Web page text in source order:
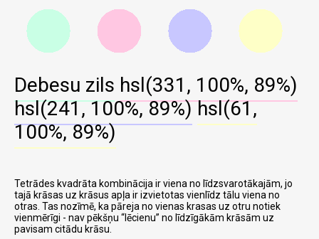
Debesu zils hsl(331, 100%, 89%)
hsl(241, 100%, 89%) hsl(61,
100%, 89%)
Tetrādes kvadrāta kombinācija ir viena no līdzsvarotākajām, jo
tajā krāsas uz krāsus apļa ir izvietotas vienlīdz tālu viena no
otras. Tas nozīmē, ka pāreja no vienas krasas uz otru notiek
vienmērīgi - nav pēkšņu
lēcienu no līdzīgākām krāsām uz
pavisam citādu krāsu.